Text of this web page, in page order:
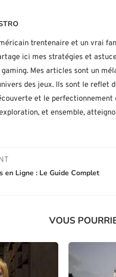
trentenaire et un vrai
ici mes stratégies et
gaming. Mes articles sont un
des jeux. Ils sont le reflet
et le perfectionnement
et ensemble,
en Ligne : Le Guide Complet
VOUS